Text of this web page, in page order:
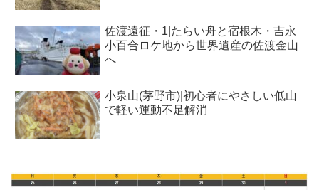
佐渡遠征・1|たらい舟と宿根木・吉永
小百合ロケ地から世界遺産の佐渡金山
へ
小泉山(茅野市)|初心者にやさしい低山
で軽い運動不足解消